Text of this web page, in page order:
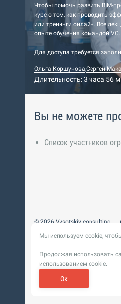
Чтобы помочь развить BIM-
курс о том, как проводить
или тренинги онлайн. Все
опыте обучения командой VC.
Для доступа требуется
Ольга Коршунова,Сергей
Длительность: 3 часа 56
Вы не можете
Список участников
© 2026 Vysotskiy consulting —
Цифровизация, BIM, ИИ.
Пользовательское
соглашение
данных
Разработка сайта —
Мы используем cookie,
Продолжая использовать
использованием cookie.
Ок